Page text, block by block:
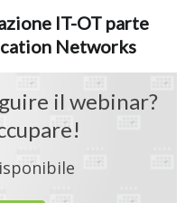
IT-OT parte
Networks
il webinar?